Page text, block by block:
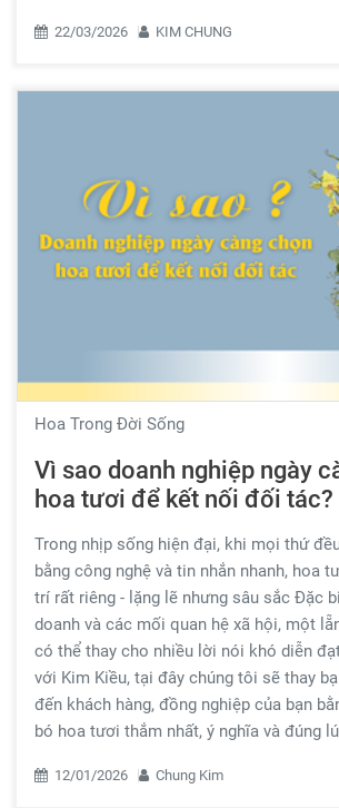
22/03/2026 KIM CHUNG
Hoa Trong Đời Sống
Vì sao doanh nghiệp ngày
hoa tươi để kết nối đối tác?
Trong nhịp sống hiện đại, khi mọi thứ
bằng công nghệ và tin nhắn nhanh, hoa
trí rất riêng - lặng lẽ nhưng sâu sắc Đặc
doanh và các mối quan hệ xã hội, một
có thể thay cho nhiều lời nói khó diễn
với Kim Kiều, tại đây chúng tôi sẽ thay
đến khách hàng, đồng nghiệp của bạn
bó hoa tươi thắm nhất, ý nghĩa và đúng
12/01/2026 Chung Kim